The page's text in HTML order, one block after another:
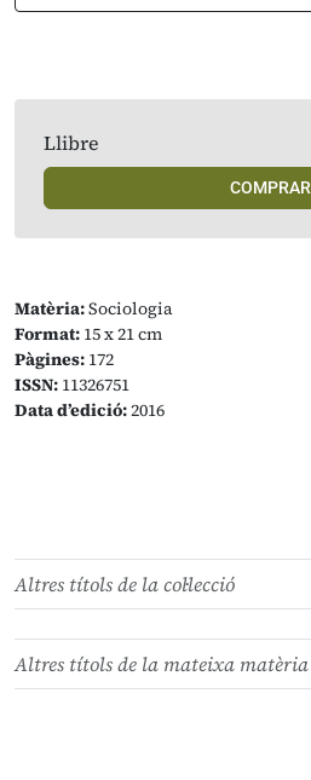
Matèria:Sociologia
Format: 15 x 21 cm
Pàgines: 172
ISSN: 11326751
Data d’edició:2016
Llibre
COMPRAR
Altres títols de la col·lecció
Altres títols de la mateixa matèria